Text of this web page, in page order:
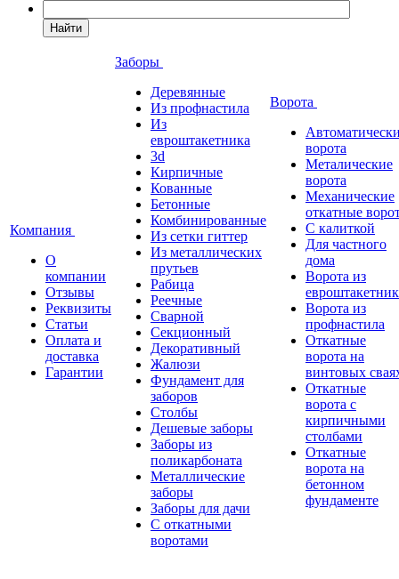
Найти
Компания
О
компании
Отзывы
Реквизиты
Статьи
Оплата и
доставка
Гарантии
Заборы
Деревянные
Из профнастила
Из
евроштакетника
3d
Кирпичные
Кованные
Бетонные
Комбинированные
Из сетки гиттер
Из металлических
прутьев
Рабица
Реечные
Сварной
Секционный
Декоративный
Жалюзи
Фундамент для
заборов
Столбы
Дешевые заборы
Заборы из
поликарбоната
Металлические
заборы
Заборы для дачи
С откатными
воротами
Ворота
ворота
Металические
ворота
Механические
откатные
С калиткой
Для частного
дома
Ворота из
Ворота из
профнастила
Откатные
ворота на
винтовых
Откатные
ворота с
кирпичными
столбами
Откатные
ворота на
бетонном
фундаменте